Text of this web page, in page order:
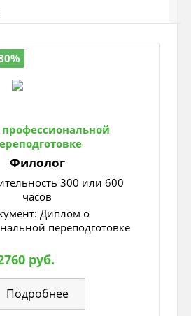
и женский род на –а, -я
род с нулевым окончанием,
-е
(много предметов).
Филолог
300 или 600
часов
Диплом о
переподготовке
руб.
Подробнее